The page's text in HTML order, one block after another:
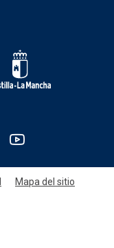
Mapa del sitio